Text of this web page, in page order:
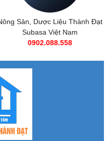
Subasa Việt Nam
Chuỗi đồ ăn nhanh Subasa
0985 269 685